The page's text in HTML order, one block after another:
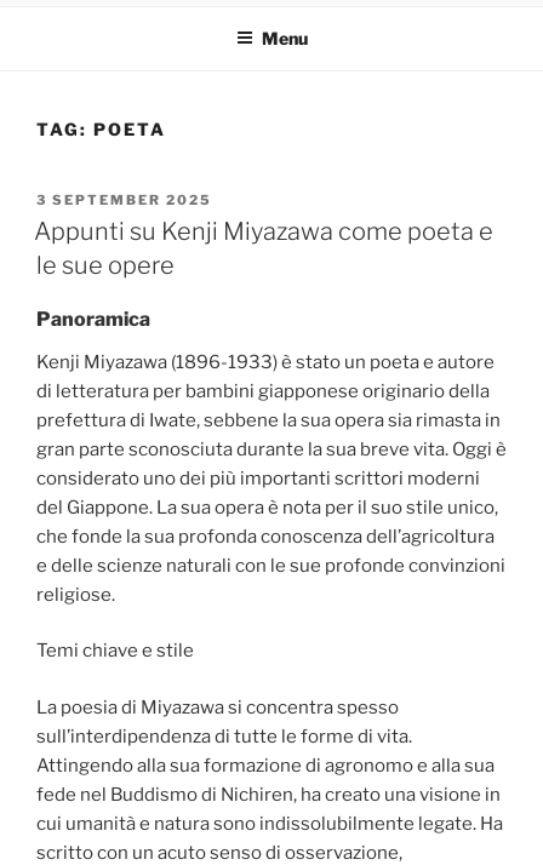
Menu
TAG: POETA
POSTED
ON
3 SEPTEMBER 2025
Appunti su Kenji Miyazawa come poeta e
le sue opere
Panoramica
Kenji Miyazawa (1896-1933) è stato un poeta e autore
di letteratura per bambini giapponese originario della
prefettura di Iwate, sebbene la sua opera sia rimasta in
gran parte sconosciuta durante la sua breve vita. Oggi è
considerato uno dei più importanti scrittori moderni
del Giappone. La sua opera è nota per il suo stile unico,
che fonde la sua profonda conoscenza dell’agricoltura
e delle scienze naturali con le sue profonde convinzioni
religiose.
Temi chiave e stile
La poesia di Miyazawa si concentra spesso
sull’interdipendenza di tutte le forme di vita.
Attingendo alla sua formazione di agronomo e alla sua
fede nel Buddismo di Nichiren, ha creato una visione in
cui umanità e natura sono indissolubilmente legate. Ha
scritto con un acuto senso di osservazione,